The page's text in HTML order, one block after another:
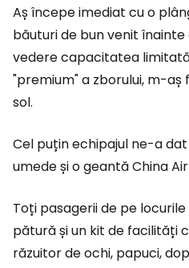
Aș începe imediat cu o
băuturi de bun venit
vedere capacitatea
"premium" a zborului, m-
sol.
Cel puțin echipajul ne-a
umede și o geantă China
Toți pasagerii de pe
pătură și un kit de facilități
răzuitor de ochi, papuci,